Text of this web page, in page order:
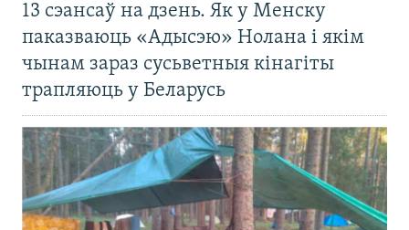
13 сэансаў на дзень. Як у Менску
паказваюць «Адысэю» Нолана і якім
чынам зараз сусьветныя кінагіты
трапляюць у Беларусь